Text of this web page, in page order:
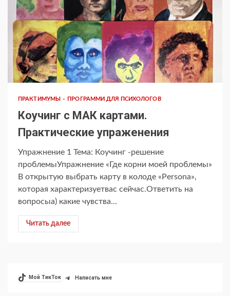
ПРАКТИМУМЫ ПРОГРАММИ ДЛЯ ПСИХОЛОГОВ
Коучинг с МАК картами.
Практические упраженения
Упражнение 1 Тема: Коучинг -решение
проблемыУпражнение «Где корни моей проблемы»
В открытую выбрать карту в колоде «Persona»,
которая характеризуетвас сейчас.Ответить на
вопросыа) какие чувства...
Читать далее
Мой ТикТок Написать мне